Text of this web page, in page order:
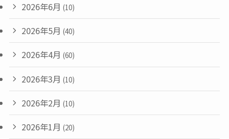
2026年6月 (10)
2026年5月 (40)
2026年4月 (60)
2026年3月 (10)
2026年2月 (10)
2026年1月 (20)